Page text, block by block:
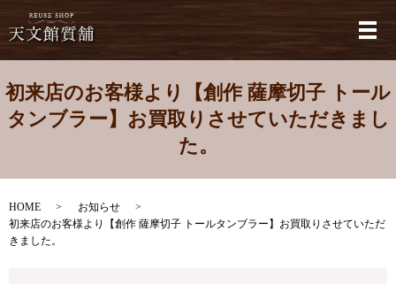
メ
初来店のお客様より【創作 薩摩切子 トール
タンブラー】お買取りさせていただきまし
た。
HOME
お知らせ
初来店のお客様より【創作 薩摩切子 トールタンブラー】お買取りさせていただ
きました。